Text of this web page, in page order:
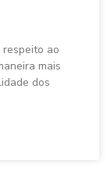
respeito ao
mais
dos